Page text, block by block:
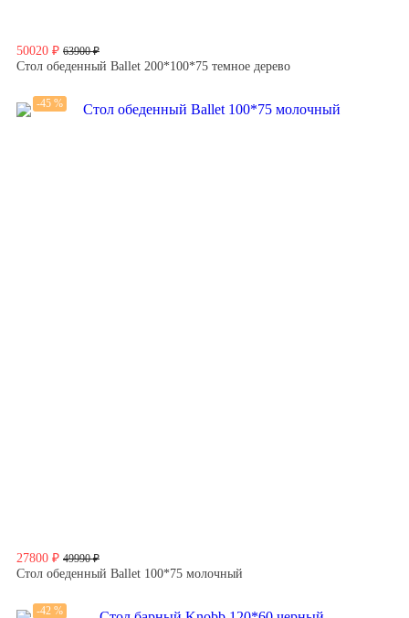
50020 ₽ 63900 ₽
Стол обеденный Ballet 200*100*75 темное дерево
27800 ₽ 49990 ₽
-45 %
Стол обеденный Ballet 100*75 молочный
-42 %